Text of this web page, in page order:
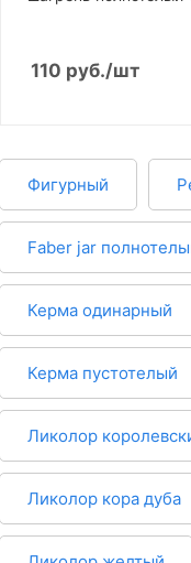
110 руб./шт
Фигурный
Faber jar
Керма одинарный
Керма пустотелый
Ликолор
Ликолор кора дуба